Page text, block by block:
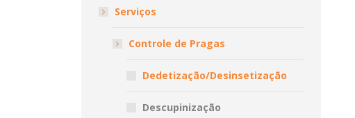
Serviços
Controle de Pragas
Dedetização/Desinsetização
Descupinização